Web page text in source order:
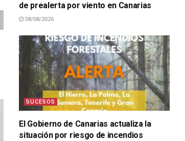
de prealerta por viento en Canarias
08/08/2026
SUCESOS
El Gobierno de Canarias actualiza la
situación por riesgo de incendios